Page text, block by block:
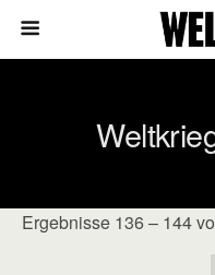
Ergebnisse 136 – 144